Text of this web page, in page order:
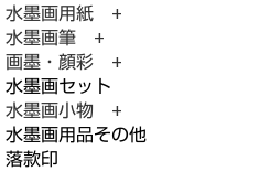
水墨画用紙 +
水墨画筆 +
画墨・顔彩 +
水墨画セット
水墨画小物 +
水墨画用品その他
落款印